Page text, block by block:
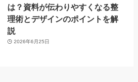
は？資料が伝わりやすくなる整
理術とデザインのポイントを解
説
2026年6月25日